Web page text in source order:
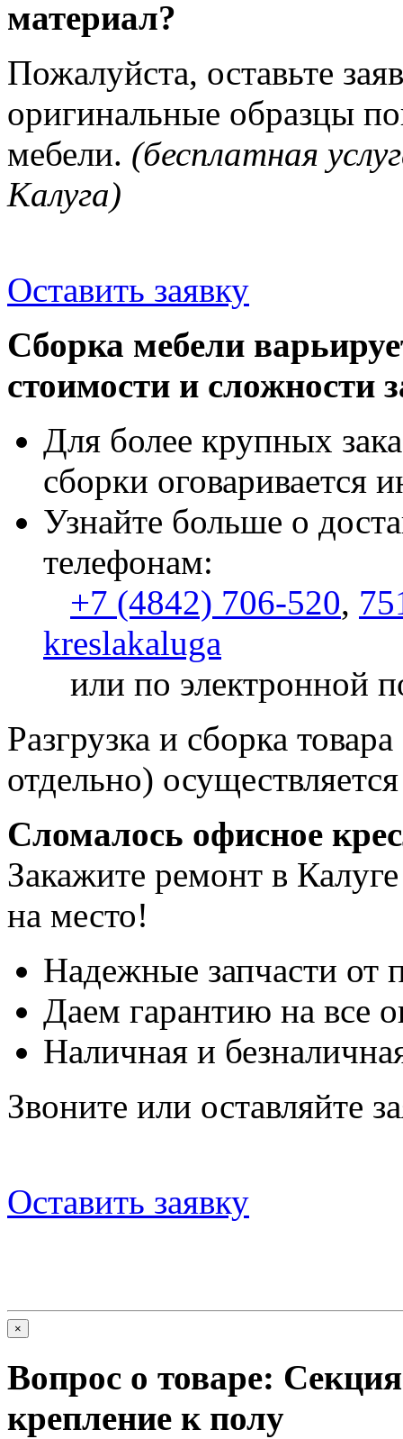
материал?
Пожалуйста, оставьте
оригинальные образцы
мебели. (бесплатная
Калуга)
Оставить заявку
Сборка мебели
стоимости и сложности
Для более крупных
сборки оговаривается
Узнайте больше о
телефонам:
+7 (4842) 706-520,
kreslakaluga
или по электронной
Разгрузка и сборка
отдельно)
Сломалось офисное
Закажите ремонт в
на место!
Надежные запчасти от
Даем гарантию на все
Наличная и
Звоните или оставляйте
Оставить заявку
×
Вопрос о товаре:
крепление к полу